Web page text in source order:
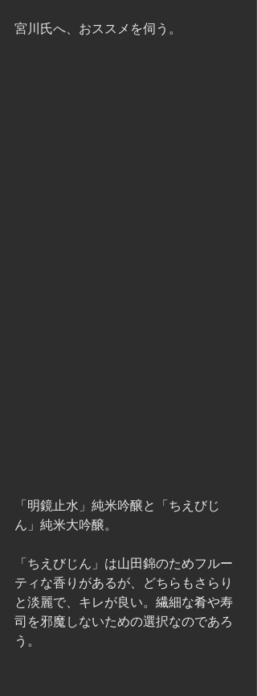
宮川氏へ、おススメを伺う。
「明鏡止水」純米吟醸と「ちえびじ
ん」純米大吟醸。
「ちえびじん」は山田錦のためフルー
ティな香りがあるが、どちらもさらり
と淡麗で、キレが良い。繊細な肴や寿
司を邪魔しないための選択なのであろ
う。